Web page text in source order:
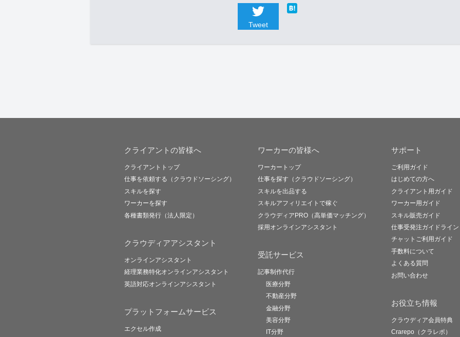
Tweet
クライアントの皆様へ
クライアントトップ
仕事を依頼する（クラウドソーシング）
スキルを探す
ワーカーを探す
各種書類発行（法人限定）
クラウディアアシスタント
オンラインアシスタント
経理業務特化オンラインアシスタント
英語対応オンラインアシスタント
プラットフォームサービス
エクセル作成
ワーカーの皆様へ
ワーカートップ
仕事を探す（クラウドソーシング）
スキルを出品する
スキルアフィリエイトで稼ぐ
クラウディアPRO（高単価マッチング）
採用オンラインアシスタント
受託サービス
記事制作代行
医療分野
不動産分野
金融分野
美容分野
IT分野
サポート
ご利用ガイド
はじめての方へ
クライアント用ガイド
ワーカー用ガイド
スキル販売ガイド
仕事受発注ガイドライン
チャットご利用ガイド
手数料について
よくある質問
お問い合わせ
お役立ち情報
クラウディア会員特典
Crarepo（クラレポ）